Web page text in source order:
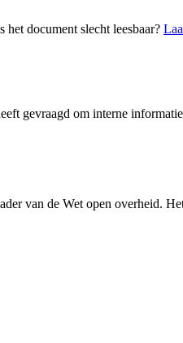
document slecht leesbaar?
gevraagd om interne
van de Wet open overheid.